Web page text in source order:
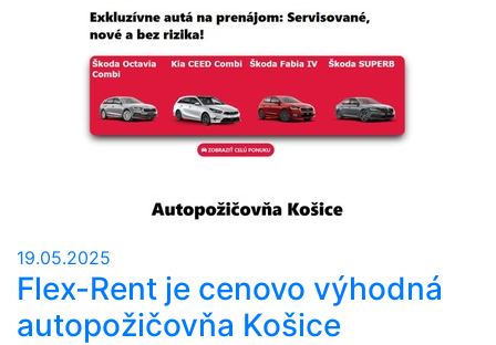
19.05.2025
Flex-Rent je cenovo výhodná
autopožičovňa Košice